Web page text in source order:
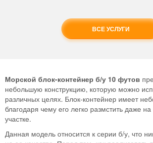
ВСЕ УСЛУГИ
Морской блок-контейнер б/у 10 футов
небольшую конструкцию, которую можно
различных целях. Блок-контейнер имеет
благодаря чему его легко размстить даже
участке.
Данная модель относится к серии б/у, что